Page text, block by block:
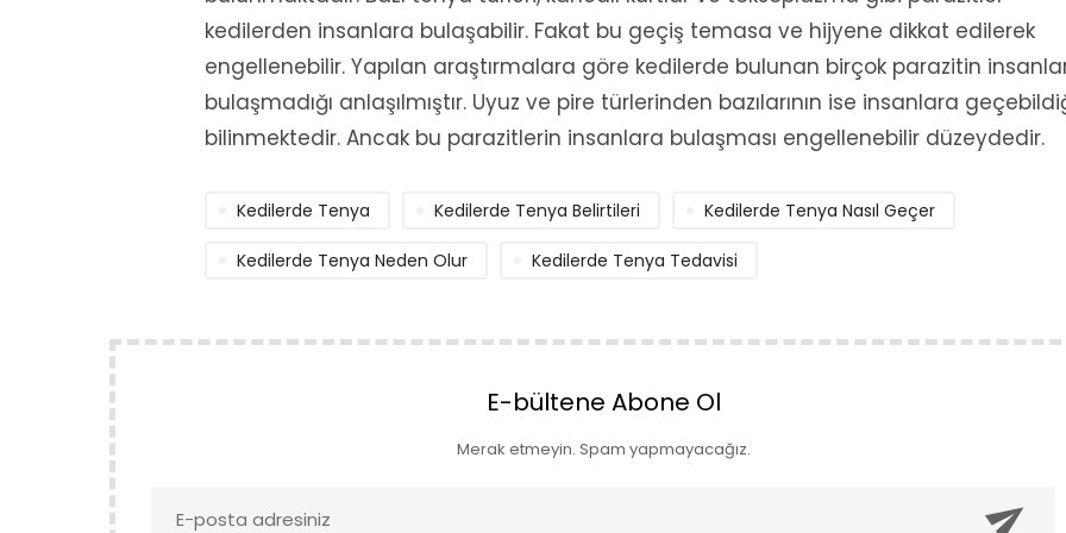
kedilerden insanlara bulaşabilir. Fakat bu geçiş temasa ve hijyene dikkat edilerek
engellenebilir. Yapılan araştırmalara göre kedilerde bulunan birçok parazitin
bulaşmadığı anlaşılmıştır. Uyuz ve pire türlerinden bazılarının ise insanlara
bilinmektedir. Ancak bu parazitlerin insanlara bulaşması engellenebilir düzeydedir.
Kedilerde Tenya Kedilerde Tenya Belirtileri Kedilerde Tenya Nasıl Geçer
Kedilerde Tenya Neden Olur Kedilerde Tenya Tedavisi
E-bültene Abone Ol
Merak etmeyin. Spam yapmayacağız.
